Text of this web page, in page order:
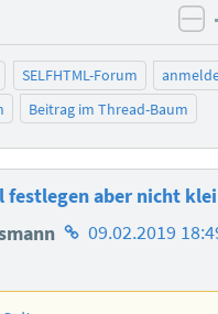
SELFHTML-Forum
Beitrag im Thread-Baum
festlegen aber nicht
Homepage
Autors
09.02.2019